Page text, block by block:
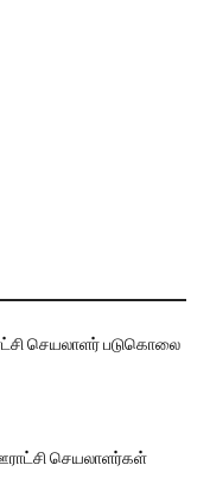
செயலாளர் படுகொலை
செயலாளர்கள்